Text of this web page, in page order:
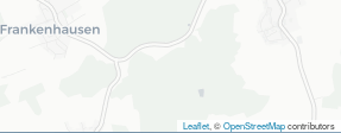
Leaflet , ©OpenStreetMapcontributors